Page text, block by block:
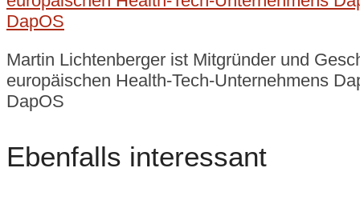
Martin Lichtenberger ist Mitgründer und
europäischen Health-Tech-Unternehmens
DapOS
Ebenfalls interessant